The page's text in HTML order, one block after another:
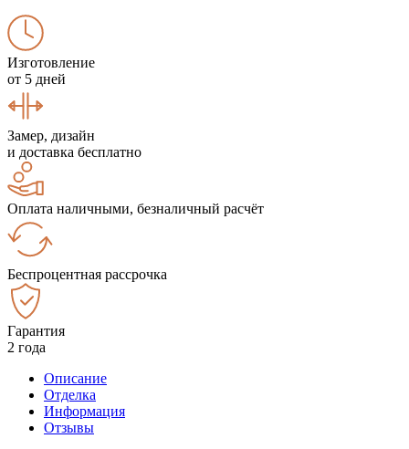
Изготовление
от 5 дней
Замер, дизайн
и доставка бесплатно
Оплата наличными, безналичный расчёт
Беспроцентная рассрочка
Гарантия
2 года
Описание
Отделка
Информация
Отзывы